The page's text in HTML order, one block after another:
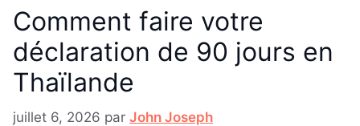
Comment faire votre
déclaration de 90 jours en
Thaïlande
juillet 6, 2026 par John Joseph